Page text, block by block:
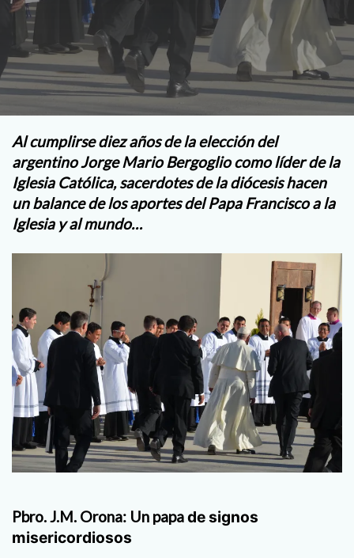
Al cumplirse diez años de la elección del
argentino Jorge Mario Bergoglio como líder de la
Iglesia Católica, sacerdotes de la diócesis hacen
un balance de los aportes del Papa Francisco a la
Iglesia y al mundo…
Pbro. J.M. Orona: Un papade signos
misericordiosos